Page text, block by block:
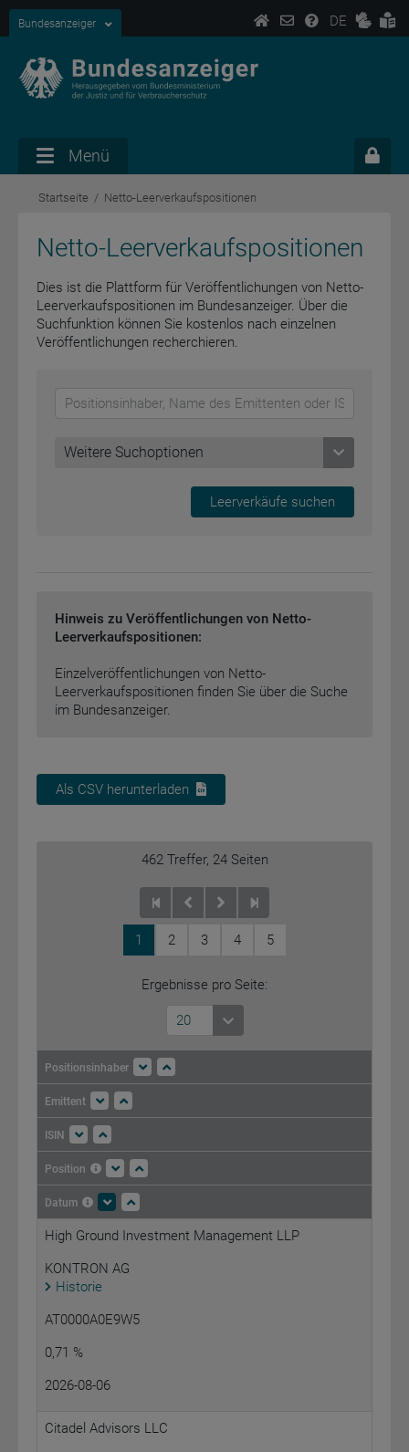
Bundesanzeiger DE
Menü
Startseite Netto-Leerverkaufspositionen
Netto-Leerverkaufspositionen
Dies ist die Plattform für Veröffentlichungen von Netto-
Leerverkaufspositionen im Bundesanzeiger. Über die
Suchfunktion können Sie kostenlos nach einzelnen
Veröffentlichungen recherchieren.
Weitere Suchoptionen
Hinweis zu Veröffentlichungen von Netto-
Leerverkaufspositionen:
Einzelveröffentlichungen von Netto-
Leerverkaufspositionen finden Sie über die Suche
im Bundesanzeiger.
Als CSV herunterladen
462Treffer, 24Seiten
1 2 3 4 5
Ergebnisse pro Seite:
20
Positionsinhaber
Emittent
ISIN
Position
Datum
High Ground Investment Management LLP
KONTRON AG
Historie
AT0000A0E9W5
0,71 %
2026-08-06
Citadel Advisors LLC